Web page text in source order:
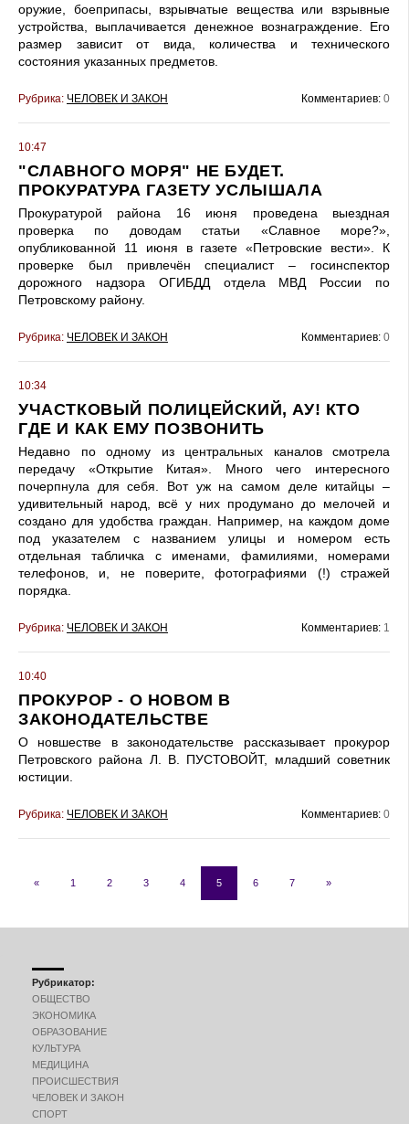
оружие, боеприпасы, взрывчатые вещества или взрывные
устройства, выплачивается денежное вознаграждение. Его
размер зависит от вида, количества и технического
состояния указанных предметов.
Рубрика: ЧЕЛОВЕК И ЗАКОН Комментариев: 0
10:47
"СЛАВНОГО МОРЯ" НЕ БУДЕТ.
ПРОКУРАТУРА ГАЗЕТУ УСЛЫШАЛА
Прокуратурой района 16 июня проведена выездная
проверка по доводам статьи «Славное море?»,
опубликованной 11 июня в газете «Петровские вести». К
проверке был привлечён специалист – госинспектор
дорожного надзора ОГИБДД отдела МВД России по
Петровскому району.
Рубрика: ЧЕЛОВЕК И ЗАКОН Комментариев: 0
10:34
УЧАСТКОВЫЙ ПОЛИЦЕЙСКИЙ, АУ! КТО
ГДЕ И КАК ЕМУ ПОЗВОНИТЬ
Недавно по одному из центральных каналов смотрела
передачу «Открытие Китая». Много чего интересного
почерпнула для себя. Вот уж на самом деле китайцы –
удивительный народ, всё у них продумано до мелочей и
создано для удобства граждан. Например, на каждом доме
под указателем с названием улицы и номером есть
отдельная табличка с именами, фамилиями, номерами
телефонов, и, не поверите, фотографиями (!) стражей
порядка.
Рубрика: ЧЕЛОВЕК И ЗАКОН Комментариев: 1
10:40
ПРОКУРОР - О НОВОМ В
ЗАКОНОДАТЕЛЬСТВЕ
О новшестве в законодательстве рассказывает прокурор
Петровского района Л. В. ПУСТОВОЙТ, младший советник
юстиции.
Рубрика: ЧЕЛОВЕК И ЗАКОН Комментариев: 0
« 1 2 3 4 5 6 7 »
Рубрикатор:
ОБЩЕСТВО
ЭКОНОМИКА
ОБРАЗОВАНИЕ
КУЛЬТУРА
МЕДИЦИНА
ПРОИСШЕСТВИЯ
ЧЕЛОВЕК И ЗАКОН
СПОРТ